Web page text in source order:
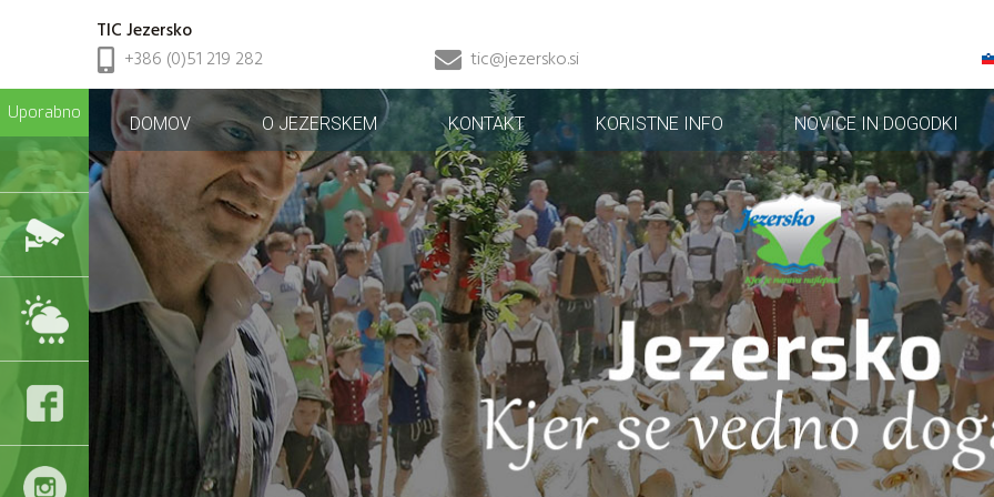
TIC Jezersko
+386 (0)51 219 282
tic@jezersko.si
Uporabno
DOMOV O JEZERSKEM KONTAKT KORISTNE INFO NOVICE IN DOGODKI